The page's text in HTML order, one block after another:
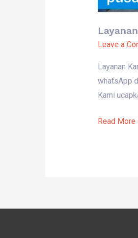
Leave a
Layanan
whatsApp
Kami
Read More